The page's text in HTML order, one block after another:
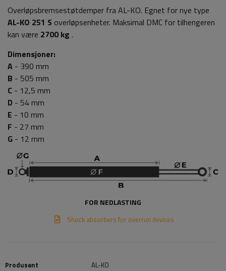
Overløpsbremsestøtdemper fra AL-KO. Egnet for nye type
AL-KO 251 S overløpsenheter. Maksimal DMC for tilhengeren
kan være 2700 kg .
Dimensjoner:
A - 390 mm
B - 505 mm
C - 12,5 mm
D - 54 mm
E - 10 mm
F - 27 mm
G - 12 mm
FOR NEDLASTING
Shock absorbers for overrun devices
Produsent
AL-KO